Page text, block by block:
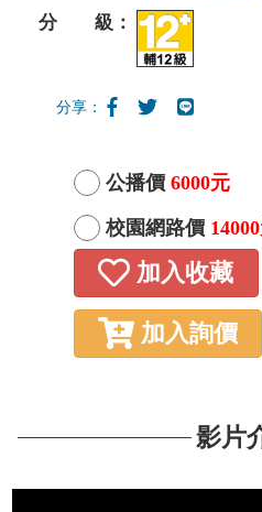
分 級：
分享：
公播價 6000元
校園網路價
加入收藏
加入詢價
影片